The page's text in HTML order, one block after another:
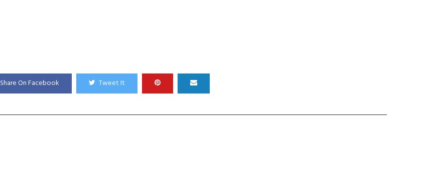
Share On Facebook Tweet It